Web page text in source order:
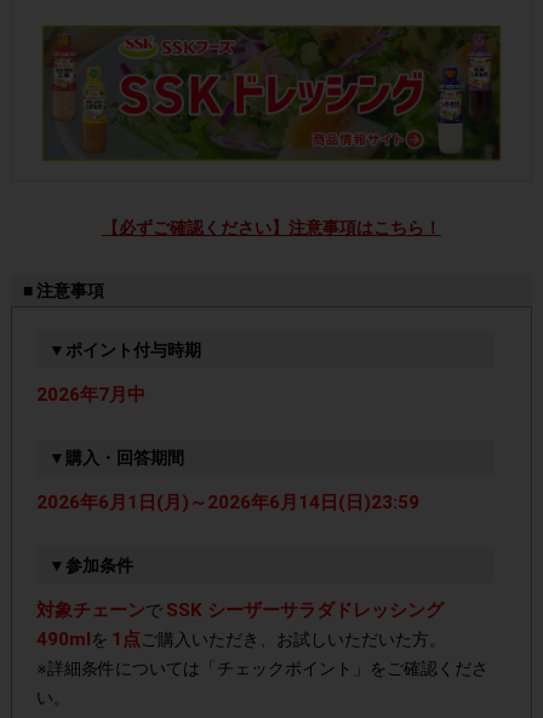
【必ずご確認ください】注意事項はこちら！
■ 注意事項
▼ポイント付与時期
2026年7月中
▼購入・回答期間
2026年6月1日(月)～2026年6月14日(日)23:59
▼参加条件
対象チェーンで SSK シーザーサラダドレッシング
490ml を 1点ご購入いただき、お試しいただいた方。
※詳細条件については「チェックポイント」をご確認くださ
い。